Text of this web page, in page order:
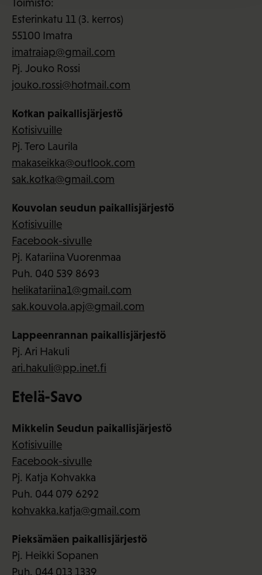
Esterinkatu 11 (3. kerros)
55100 Imatra
imatraiap@gmail.com
Pj. Jouko Rossi
jouko.rossi@hotmail.com
Kotkan paikallisjärjestö
Kotisivuille
Pj. Tero Laurila
makaseikka@outlook.com
sak.kotka@gmail.com
Kouvolan seudun paikallisjärjestö
Kotisivuille
Facebook-sivulle
Pj. Katariina Vuorenmaa
Puh. 040 539 8693
helikatariina1@gmail.com
sak.kouvola.apj@gmail.com
Lappeenrannan paikallisjärjestö
Pj. Ari Hakuli
ari.hakuli@pp.inet.fi
Etelä-Savo
Mikkelin Seudun paikallisjärjestö
Kotisivuille
Facebook-sivulle
Pj. Katja Kohvakka
Puh. 044 079 6292
kohvakka.katja@gmail.com
Pieksämäen paikallisjärjestö
Pj. Heikki Sopanen
Puh. 044 013 1339